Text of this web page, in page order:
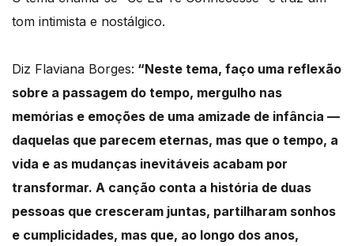
tom intimista e nostálgico.
Diz Flaviana Borges: “Neste tema, faço uma reflexão
sobre a passagem do tempo, mergulho nas
memórias e emoções de uma amizade de infância —
daquelas que parecem eternas, mas que o tempo, a
vida e as mudanças inevitáveis acabam por
transformar. A canção conta a história de duas
pessoas que cresceram juntas, partilharam sonhos
e cumplicidades, mas que, ao longo dos anos,